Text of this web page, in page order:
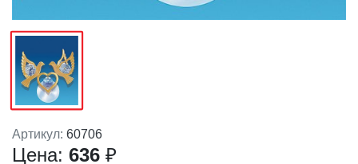
Артикул: 60706
Цена: 636 ₽